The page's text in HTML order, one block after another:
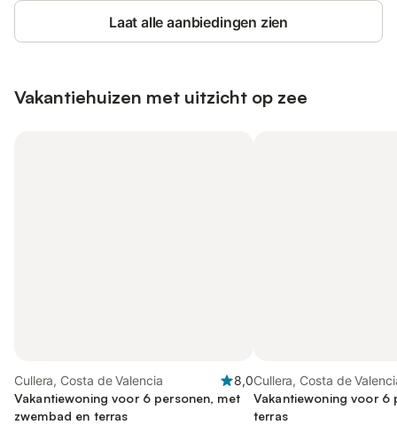
Laat alle aanbiedingen zien
Vakantiehuizen met uitzicht op zee
Cullera, Costa de Valencia
8,0
Vakantiewoning voor 6 personen, met
zwembad en terras
Cullera, Costa de
Vakantiewoning voor 6
terras